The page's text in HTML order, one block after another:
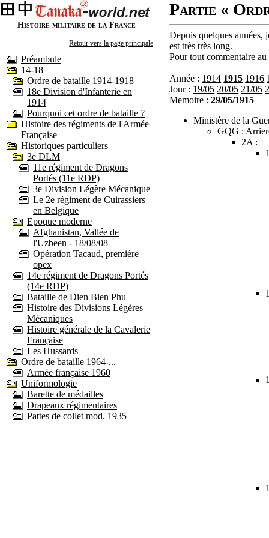
Histoire militaire de la France
Retour vers la page principale
Préambule
14-18
Ordre de bataille 1914-1918
18e Division d'Infanterie en
1914
Pourquoi cet ordre de bataille ?
Histoire des régiments de l'Armée
Française
Historiques particuliers
3e DLM
11e régiment de Dragons
Portés (11e RDP)
3e Division Légère Mécanique
Le 2e régiment de Cuirassiers
en Belgique
Epoque moderne
Afghanistan, Vallée de
l'Uzbeen - 18/08/08
Opération Tacaud, première
opex
14e régiment de Dragons Portés
(14e RDP)
Bataille de Dien Bien Phu
Histoire des Divisions Légères
Mécaniques
Histoire générale de la Cavalerie
Française
Les Hussards
Ordre de bataille 1964-...
Armée française 1960
Uniformologie
Barette de médailles
Drapeaux régimentaires
Pattes de collet mod. 1935
Partie «
Depuis quelques années,
est très très long.
Pour tout commentaire
Année : 1914 1915 1916
Jour : 19/05 20/05 21/05
Memoire :29/05/1915
Ministère de la
GQG :
2A :